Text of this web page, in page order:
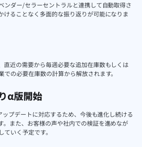
ンダー/セラーセントラルと連携して自動取得さ
けることなく多面的な振り返りが可能になりま
直近の需要から毎週必要な追加在庫数もしくは
の必要在庫数の計算から解放されます。
α版開始
プデートに対応するため、今後も進化し続ける
。また、お客様の声や社内での検証を進めなが
いく予定です。